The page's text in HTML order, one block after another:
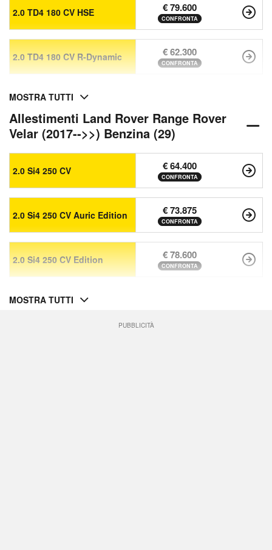
2.0 TD4 180 CV HSE € 79.600
CONFRONTA
2.0 TD4 180 CV R-Dynamic € 62.300
CONFRONTA
MOSTRA TUTTI
Allestimenti Land Rover Range Rover
Velar (2017-->>) Benzina (29)
2.0 Si4 250 CV € 64.400
CONFRONTA
2.0 Si4 250 CV Auric Edition € 73.875
CONFRONTA
2.0 Si4 250 CV Edition € 78.600
CONFRONTA
MOSTRA TUTTI
PUBBLICITÀ